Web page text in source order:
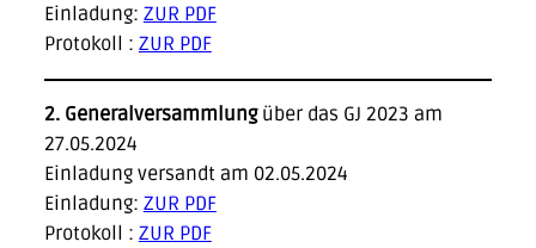
Einladung: ZUR PDF
Protokoll : ZUR PDF
2. Generalversammlungüber das GJ 2023 am
27.05.2024
Einladung versandt am 02.05.2024
Einladung: ZUR PDF
Protokoll : ZUR PDF